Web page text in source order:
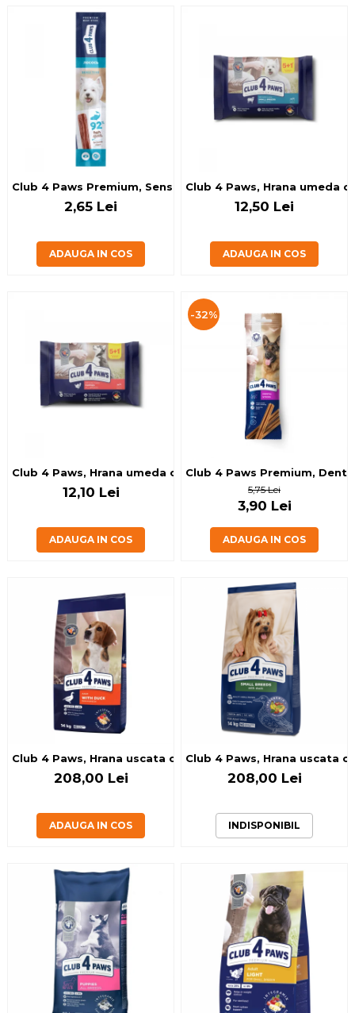
Club 4 Paws Premium, Sensitive, Recompense pentru
2,65 Lei
ADAUGA IN COS
Club 4 Paws, Hrana umeda
12,50 Lei
ADAUGA IN COS
Club 4 Paws, Hrana umeda catei - curcan, set 5+1, 6x80 g
12,10 Lei
ADAUGA IN COS
-32%
Club 4 Paws Premium,
5,75 Lei
3,90 Lei
ADAUGA IN COS
Club 4 Paws, Hrana uscata caini de talie medie, cu rata,
208,00 Lei
ADAUGA IN COS
Club 4 Paws, Hrana uscata
208,00 Lei
INDISPONIBIL